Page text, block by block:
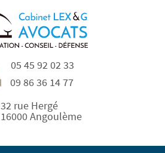
05 45 92 02 33
09 86 36 14 77
32 rue Hergé
16000 Angoulème